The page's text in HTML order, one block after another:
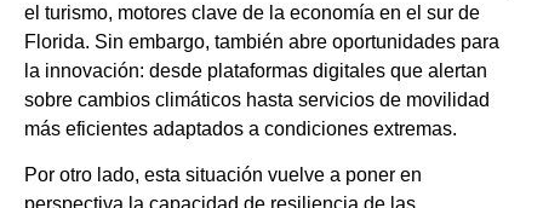
el turismo, motores clave de la economía en el sur de
Florida. Sin embargo, también abre oportunidades para
la innovación: desde plataformas digitales que alertan
sobre cambios climáticos hasta servicios de movilidad
más eficientes adaptados a condiciones extremas.
Por otro lado, esta situación vuelve a poner en